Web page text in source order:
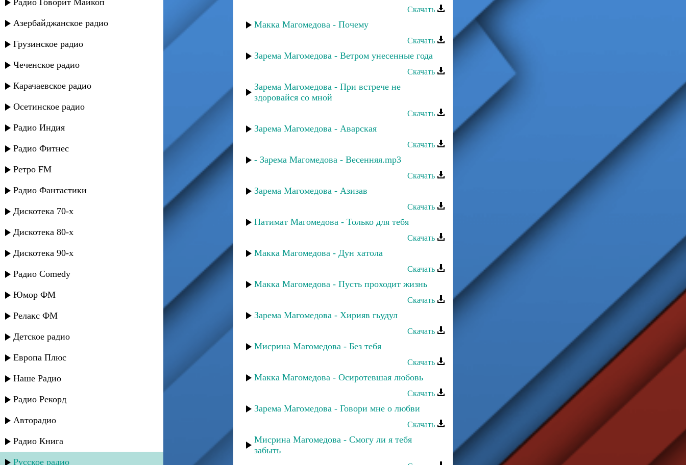
Радио Говорит Майкоп
Азербайджанское радио
Грузинское радио
Чеченское радио
Карачаевское радио
Осетинское радио
Радио Индия
Радио Фитнес
Ретро FM
Радио Фантастики
Дискотека 70-х
Дискотека 80-х
Дискотека 90-х
Радио Comedy
Юмор ФМ
Релакс ФМ
Детское радио
Европа Плюс
Наше Радио
Радио Рекорд
Авторадио
Радио Книга
Русское радио
Скачать
Макка Магомедова - Почему
Скачать
Зарема Магомедова - Ветром унесенные года
Скачать
Зарема Магомедова - При встрече не
здоровайся со мной
Скачать
Зарема Магомедова - Аварская
Скачать
- Зарема Магомедова - Весенняя.mp3
Скачать
Зарема Магомедова - Азизав
Скачать
Патимат Магомедова - Только для тебя
Скачать
Макка Магомедова - Дун хатола
Скачать
Макка Магомедова - Пусть проходит жизнь
Скачать
Зарема Магомедова - Хирияв гьудул
Скачать
Мисрина Магомедова - Без тебя
Скачать
Макка Магомедова - Осиротевшая любовь
Скачать
Зарема Магомедова - Говори мне о любви
Скачать
Мисрина Магомедова - Смогу ли я тебя
забыть